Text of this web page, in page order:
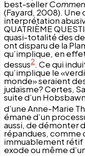
best-seller
(Fayard, 2008). Une
interprétation
QUATRIÈME
quasi-totalité des
ont disparu de la
qu’implique, en
dessus2. Ce qui
qu’implique le
monde» seraient
judaïsme? Certes,
suite d’un
d’une Anne-Marie
émane d’un
aussi, de démonter
répandues, comme
immuablement rétif
exode ou même